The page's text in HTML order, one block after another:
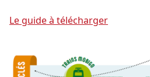
Le guide à télécharger